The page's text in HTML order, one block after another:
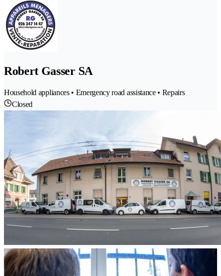
Robert Gasser SA
Household appliances • Emergency road assistance • Repairs
Closed